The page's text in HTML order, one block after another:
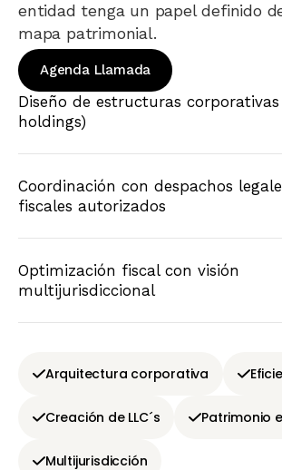
entidad tenga un papel definido
mapa patrimonial.
Agenda Llamada
Diseño de estructuras corporativas
holdings)
Coordinación con despachos
fiscales autorizados
Optimización fiscal con visión
multijurisdiccional
Arquitectura corporativa
Creación de LLC´s Patrimonio
Multijurisdicción